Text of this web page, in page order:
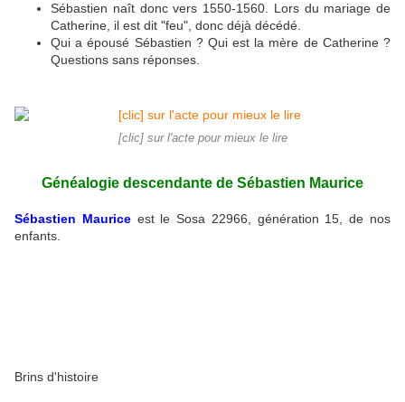
Sébastien naît donc vers 1550-1560. Lors du mariage de
Catherine, il est dit "feu", donc déjà décédé.
Qui a épousé Sébastien ? Qui est la mère de Catherine ?
Questions sans réponses.
[clic] sur l'acte pour mieux le lire
Généalogie descendante de Sébastien Maurice
Sébastien Mauriceest le Sosa 22966, génération 15, de nos
enfants.
Brins d'histoire